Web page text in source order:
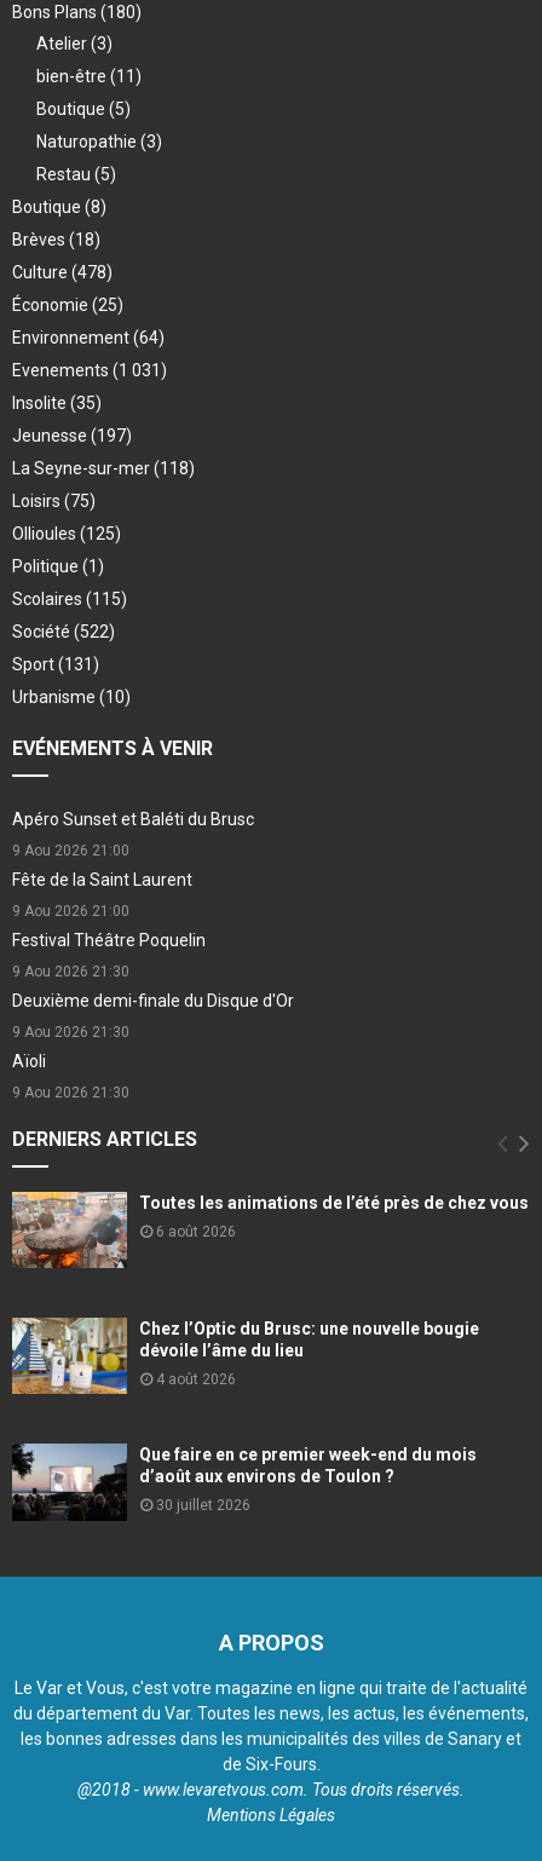
Bons Plans (180)
Atelier(3)
bien-être (11)
Boutique (5)
Naturopathie (3)
Restau (5)
Boutique (8)
Brèves (18)
Culture (478)
Économie (25)
Environnement(64)
Evenements (1 031)
Insolite (35)
Jeunesse (197)
La Seyne-sur-mer(118)
Loisirs (75)
Ollioules (125)
Politique (1)
Scolaires (115)
Société (522)
Sport(131)
Urbanisme (10)
EVÉNEMENTS À VENIR
Apéro Sunset et Baléti du Brusc
9 Aou 2026 21:00
Fête de la Saint Laurent
9 Aou 2026 21:00
Festival Théâtre Poquelin
9 Aou 2026 21:30
Deuxième demi-finale du Disque d'Or
9 Aou 2026 21:30
Aïoli
9 Aou 2026 21:30
DERNIERS ARTICLES
Toutes les animations de l’été près de chez vous
6 août 2026
Chez l’Optic du Brusc: une nouvelle bougie
dévoile l’âme du lieu
4 août 2026
Que faire en ce premier week-end du mois
d’août aux environs de Toulon ?
30 juillet 2026
A PROPOS
Le Var et Vous, c'est votre magazine en ligne qui traite de l'actualité
du département du Var. Toutes les news, les actus, les événements,
les bonnes adresses dans les municipalités des villes de Sanary et
de Six-Fours.
@2018 - www.levaretvous.com. Tous droits réservés.
Mentions Légales